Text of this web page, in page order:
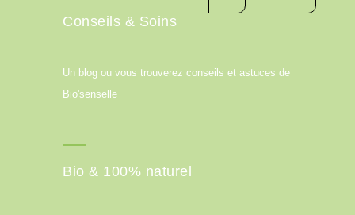
Conseils & Soins
Un blog ou vous trouverez conseils et astuces de
Bio'senselle
Bio & 100% naturel